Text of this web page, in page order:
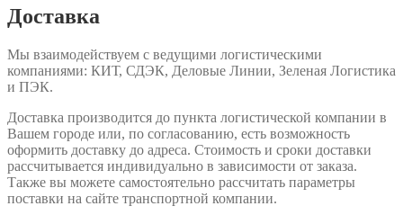
Доставка
Мы взаимодействуем с ведущими логистическими
компаниями: КИТ, СДЭК, Деловые Линии, Зеленая Логистика
и ПЭК.
Доставка производится до пункта логистической компании в
Вашем городе или, по согласованию, есть возможность
оформить доставку до адреса. Стоимость и сроки доставки
рассчитывается индивидуально в зависимости от заказа.
Также вы можете самостоятельно рассчитать параметры
поставки на сайте транспортной компании.